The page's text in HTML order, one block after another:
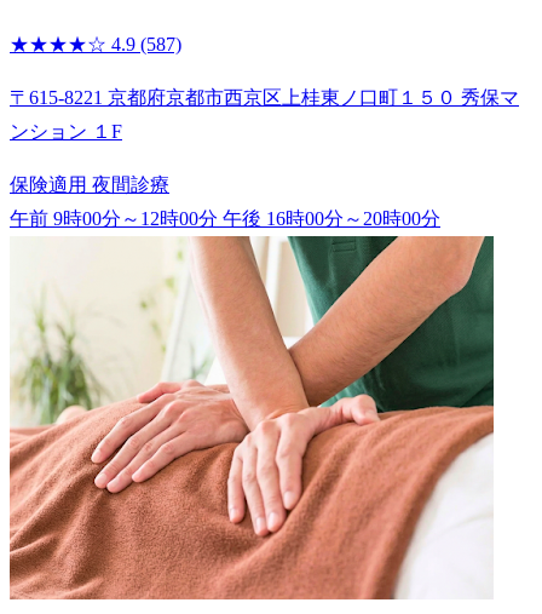
★★★★☆ 4.9 (587)
〒615-8221 京都府京都市西京区上桂東ノ口町１５０ 秀保マ
ンション １F
保険適用 夜間診療
午前 9時00分～12時00分 午後 16時00分～20時00分